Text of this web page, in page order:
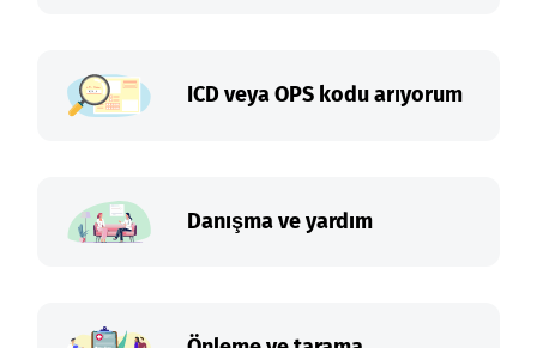
ICD veya OPS kodu arıyorum
Danışma ve yardım